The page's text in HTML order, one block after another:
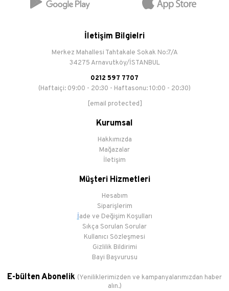
İletişim Bilgielri
Merkez Mahallesi Tahtakale Sokak No:7/A
34275 Arnavutköy/İSTANBUL
0212 597 7707
(Haftaiçi: 09:00 - 20:30 - Haftasonu: 10:00 - 20:30)
[email protected]
Kurumsal
Hakkımızda
Mağazalar
İletişim
Müşteri Hizmetleri
Hesabım
Siparişlerim
İade ve Değişim Koşulları
Sıkça Sorulan Sorular
Kullanıcı Sözleşmesi
Gizlilik Bildirimi
Bayi Başvurusu
E-bülten Abonelik (Yeniliklerimizden ve kampanyalarımızdan haber
alın.)